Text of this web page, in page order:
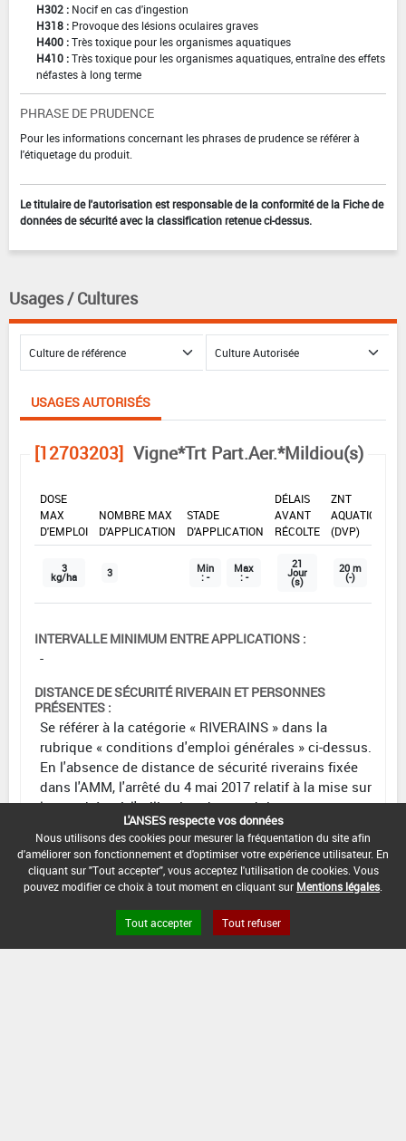
H302 : Nocif en cas d'ingestion
H318 : Provoque des lésions oculaires graves
H400 :Très toxique pour les organismes aquatiques
H410 :Très toxique pour les organismes aquatiques, entraîne des effets
néfastes à long terme
PHRASE DE PRUDENCE
Pour les informations concernant les phrases de prudence se référer à
l'étiquetage du produit.
Le titulaire de l'autorisation est responsable de la conformité de la Fiche de
données de sécurité avec la classification retenue ci-dessus.
Usages / Cultures
USAGES AUTORISÉS
[12703203] Vigne*Trt Part.Aer.*Mildiou(s)
DOSE
MAX
D'EMPLOI
NOMBRE MAX
D'APPLICATION
STADE
D'APPLICATION
DÉLAIS
AVANT
RÉCOLTE
ZNT
AQUATIQUE
(DVP)
3
kg/ha 3 Min
: -
Max
: -
21
Jour
(s)
20 m
(-)
INTERVALLE MINIMUM ENTRE APPLICATIONS :
-
DISTANCE DE SÉCURITÉ RIVERAIN ET PERSONNES
PRÉSENTES :
Se référer à la catégorie « RIVERAINS » dans la
rubrique « conditions d'emploi générales » ci-dessus.
En l'absence de distance de sécurité riverains fixée
dans l'AMM, l'arrêté du 4 mai 2017 relatif à la mise sur
le marché et à l'utilisation des produits
phytopharmaceutiques et de leurs adjuvants visés à
l'article L. 253-1 du code rural et de la pêche maritime
s'applique.
DATE D'AUTORISATION DE L'USAGE :
28/04/2011
L'ANSES respecte vos données
Nous utilisons des cookies pour mesurer la fréquentation du site afin
d'améliorer son fonctionnement et d'optimiser votre expérience utilisateur. En
cliquant sur "Tout accepter", vous acceptez l'utilisation de cookies. Vous
pouvez modifier ce choix à tout moment en cliquant sur Mentions légales
Tout accepter Tout refuser